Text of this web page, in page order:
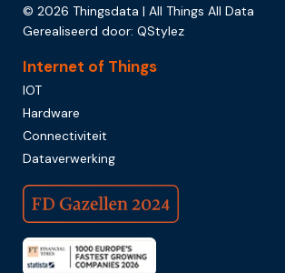
© 2026 Thingsdata | All Things All Data
Gerealiseerd door: QStylez
Internet of Things
IOT
Hardware
Connectiviteit
Dataverwerking